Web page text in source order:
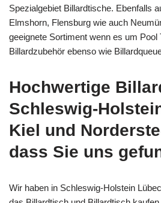
Spezialgebiet Billardtische. Ebenfalls
Elmshorn, Flensburg wie auch
geeignete Sortiment wenn es um
Billardzubehör ebenso wie
Hochwertige
Schleswig-
Kiel und
dass Sie uns
Wir haben in Schleswig-Holstein